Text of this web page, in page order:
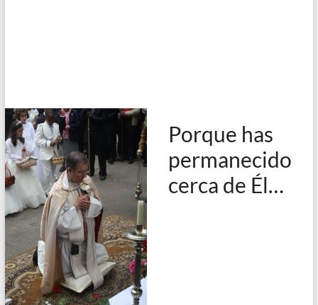
Porque has
permanecido
cerca de Él…